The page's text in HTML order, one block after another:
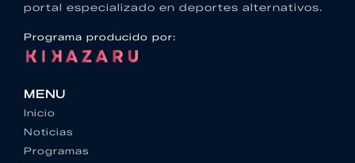
portal especializado en deportes alternativos.
Programa producido por:
MENU
Inicio
Noticias
Programas